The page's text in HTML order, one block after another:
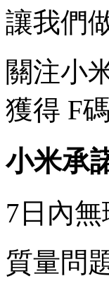
讓我們
關注小
獲得 F
小米承
7日內
質量問